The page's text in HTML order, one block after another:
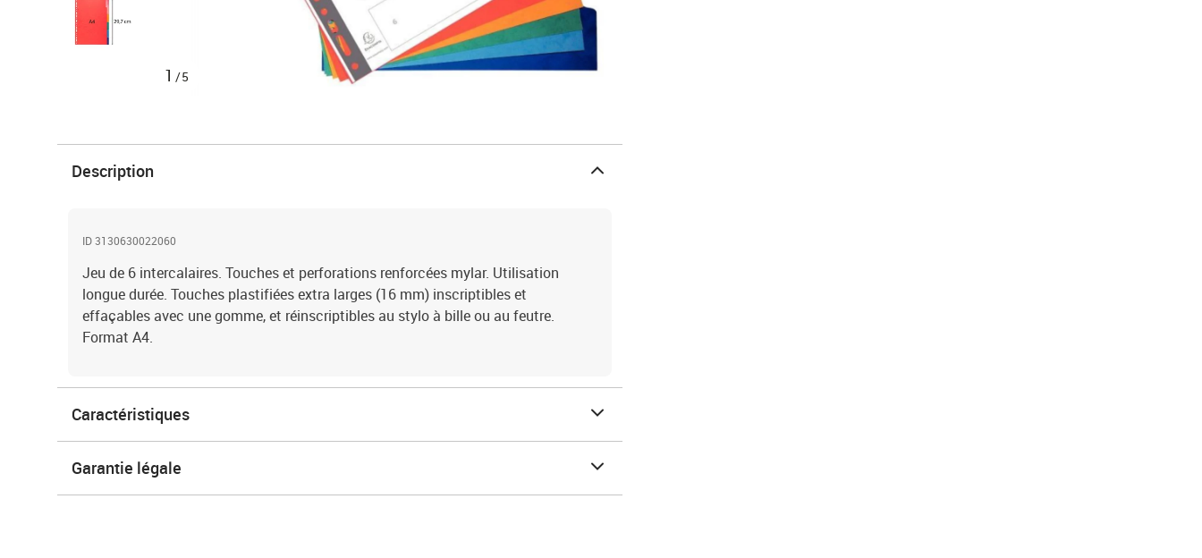
1 /5
Description
ID 3130630022060
Jeu de 6 intercalaires. Touches et perforations renforcées mylar. Utilisation
longue durée. Touches plastifiées extra larges (16 mm) inscriptibles et
effaçables avec une gomme, et réinscriptibles au stylo à bille ou au feutre.
Format A4.
Caractéristiques
Garantie légale